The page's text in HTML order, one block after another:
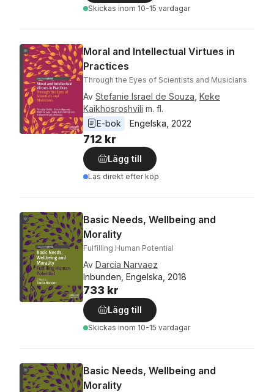
Skickas inom 10-15 vardagar
Moral and Intellectual Virtues in
Practices
Through the Eyes of Scientists and Musicians
Av Stefanie Israel de Souza Keke
Kaikhosroshvili m. fl.
E-bok
Engelska 2022
712 kr
Lägg till
Läs direkt efter köp
Basic Needs, Wellbeing and
Morality
Fulfilling Human Potential
Av Darcia Narvaez
Inbunden, Engelska, 2018
733 kr
Lägg till
Skickas inom 10-15 vardagar
Basic Needs, Wellbeing and
Morality